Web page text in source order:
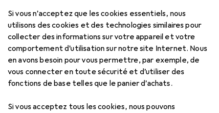
Si vous n’acceptez que les cookies essentiels, nous
utilisons des cookies et des technologies similaires pour
collecter des informations sur votre appareil et votre
comportement d’utilisation sur notre site Internet. Nous
en avons besoin pour vous permettre, par exemple, de
vous connecter en toute sécurité et d’utiliser des
fonctions de base telles que le panier d’achats.
Si vous acceptez tous les cookies, nous pouvons
Pendentif
ProduitsForum